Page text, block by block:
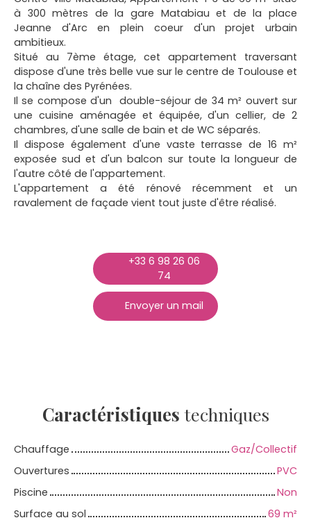
à 300 mètres de la gare Matabiau et de la place
Jeanne d'Arc en plein coeur d'un projet urbain
ambitieux.
Situé au 7ème étage, cet appartement traversant
dispose d'une très belle vue sur le centre de Toulouse et
la chaîne des Pyrénées.
Il se compose d'un double-séjour de 34 m² ouvert sur
une cuisine aménagée et équipée, d'un cellier, de 2
chambres, d'une salle de bain et de WC séparés.
Il dispose également d'une vaste terrasse de 16 m²
exposée sud et d'un balcon sur toute la longueur de
l'autre côté de l'appartement.
L'appartement a été rénové récemment et un
ravalement de façade vient tout juste d'être réalisé.
+33 6 98 26 06
74
Envoyer un mail
Caractéristiques techniques
Chauffage
Gaz/Collectif
Ouvertures
PVC
Piscine
Non
Surface au sol
69 m²